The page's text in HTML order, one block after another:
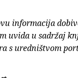
informacija
uvida u sadržaj
s uredništvom